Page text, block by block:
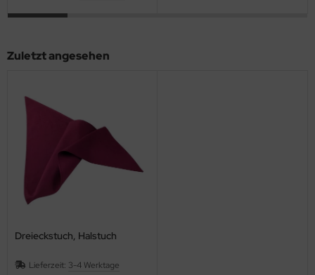
Zuletzt angesehen
Dreieckstuch, Halstuch
Lieferzeit: 3-4 Werktage